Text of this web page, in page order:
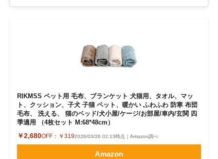
ITエンジニア向け専門サイト
IT製品の技術・比較・事例
製造業のIT導入・活用を支援
RIKMSS ペット用 毛布、ブランケット 犬猫用、タオル、マッ
ト、クッション、子犬 子猫 ペット、暖かい ふわふわ 防寒 布団
毛布、 洗える、 猫のベッド/犬小屋/ケージ/お部屋/車内/玄関 四
季適用 （4枚セット M:68*48cm）
￥2,680OFF： ￥3192026/03/26 02:13時点｜Amazon調べ
Amazon